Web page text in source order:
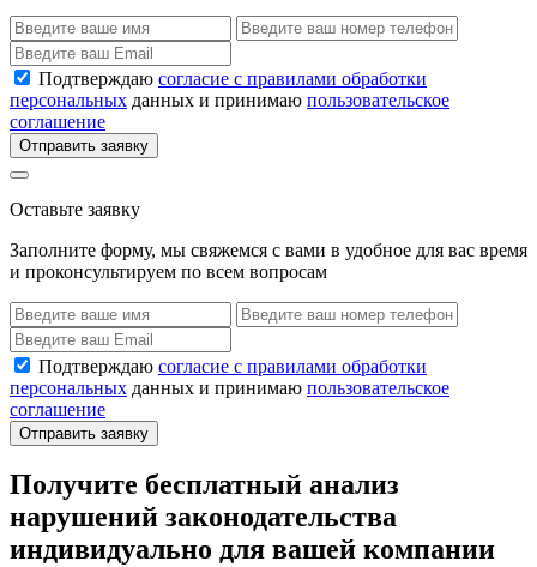
Подтверждаю согласие с правилами обработки
персональных данных и принимаю пользовательское
соглашение
Отправить заявку
Оставьте заявку
Заполните форму, мы свяжемся с вами в удобное для вас время
и проконсультируем по всем вопросам
Подтверждаю согласие с правилами обработки
персональных данных и принимаю пользовательское
соглашение
Отправить заявку
Получите бесплатный анализ
нарушений законодательства
индивидуально для вашей компании